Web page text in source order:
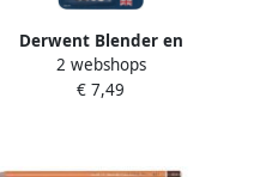
Derwent Blender en
Burnisher met gum en
slijper set van 4
2 webshops
€ 7,49